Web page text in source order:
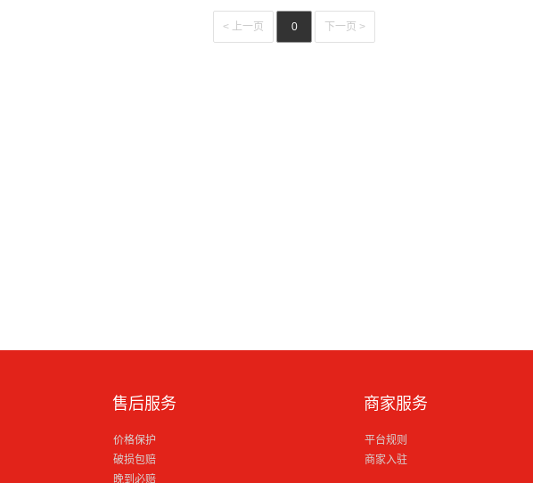
< 上一页 0 下一页 >
售后服务
价格保护
破损包赔
晚到必赔
商家服务
平台规则
商家入驻